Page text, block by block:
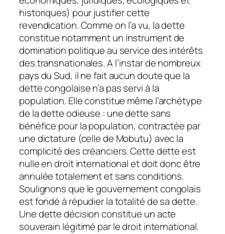
historiques) pour justifier cette
revendication. Comme on l’a vu, la dette
constitue notamment un instrument de
domination politique au service des intérêts
des transnationales. A l’instar de nombreux
pays du Sud, il ne fait aucun doute que la
dette congolaise n’a pas servi à la
population. Elle constitue même l’archétype
de la dette odieuse : une dette sans
bénéfice pour la population, contractée par
une dictature (celle de Mobutu) avec la
complicité des créanciers. Cette dette est
nulle en droit international et doit donc être
annulée totalement et sans conditions.
Soulignons que le gouvernement congolais
est fondé à répudier la totalité de sa dette.
Une dette décision constitue un acte
souverain légitimé par le droit international.